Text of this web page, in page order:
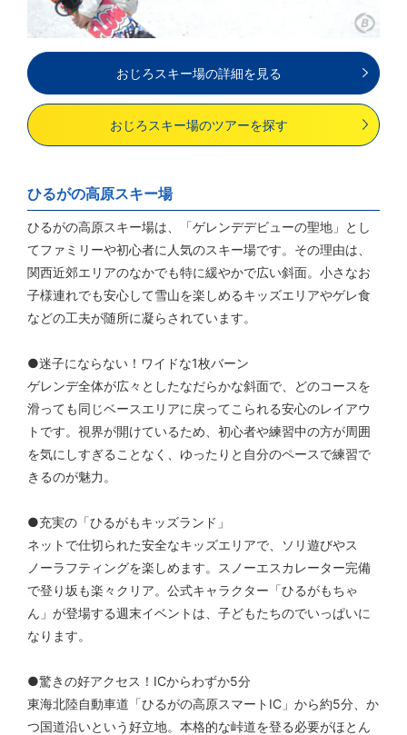
おじろスキー場の詳細を見る
おじろスキー場のツアーを探す
ひるがの高原スキー場
ひるがの高原スキー場は、「ゲレンデデビューの聖地」とし
てファミリーや初心者に人気のスキー場です。その理由は、
関西近郊エリアのなかでも特に緩やかで広い斜面。小さなお
子様連れでも安心して雪山を楽しめるキッズエリアやゲレ食
などの工夫が随所に凝らされています。
●迷子にならない！ワイドな1枚バーン
ゲレンデ全体が広々としたなだらかな斜面で、どのコースを
滑っても同じベースエリアに戻ってこられる安心のレイアウ
トです。視界が開けているため、初心者や練習中の方が周囲
を気にしすぎることなく、ゆったりと自分のペースで練習で
きるのが魅力。
●充実の「ひるがもキッズランド」
ネットで仕切られた安全なキッズエリアで、ソリ遊びやス
ノーラフティングを楽しめます。スノーエスカレーター完備
で登り坂も楽々クリア。公式キャラクター「ひるがもちゃ
ん」が登場する週末イベントは、子どもたちのでいっぱいに
なります。
●驚きの好アクセス！ICからわずか5分
東海北陸自動車道「ひるがの高原スマートIC」から約5分、か
つ国道沿いという好立地。本格的な峠道を登る必要がほとん